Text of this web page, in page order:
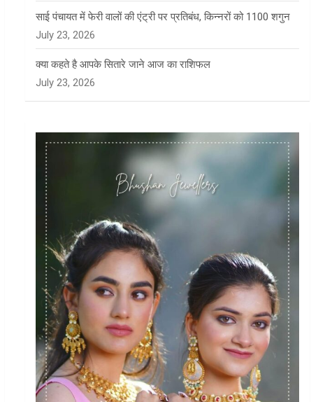
साई पंचायत में फेरी वालों की एंट्री पर प्रतिबंध, किन्नरों को 1100 शगुन
July 23, 2026
क्या कहते है आपके सितारे जाने आज का राशिफल
July 23, 2026